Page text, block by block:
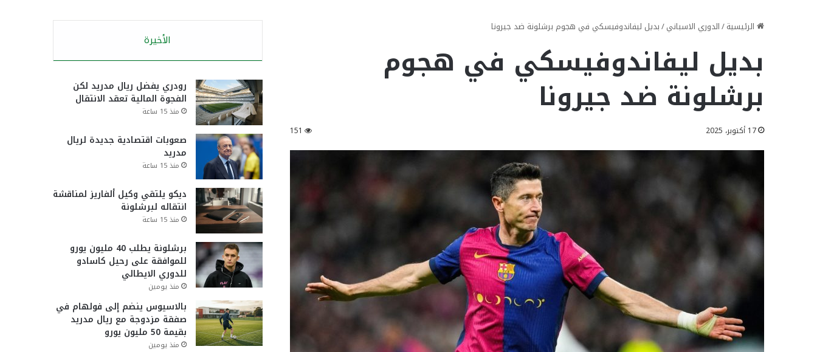
الرئيسية/الدوري الاسباني/بديل ليفاندوفيسكي في هجوم برشلونة ضد جيرونا
بديل ليفاندوفيسكي في هجوم
برشلونة ضد جيرونا
17 أكتوبر، 2025 151
الأخيرة
رودري يفضل ريال مدريد لكن
الفجوة المالية تعقد الانتقال
منذ 15 ساعة
صعوبات اقتصادية جديدة لريال
مدريد
منذ 15 ساعة
ديكو يلتقي وكيل ألفاريز لمناقشة
انتقاله لبرشلونة
منذ 15 ساعة
برشلونة يطلب 40 مليون يورو
للموافقة على رحيل كاسادو
للدوري الايطالي
منذ يومين
بالاسيوس ينضم إلى فولهام في
صفقة مزدوجة مع ريال مدريد
بقيمة 50 مليون يورو
منذ يومين